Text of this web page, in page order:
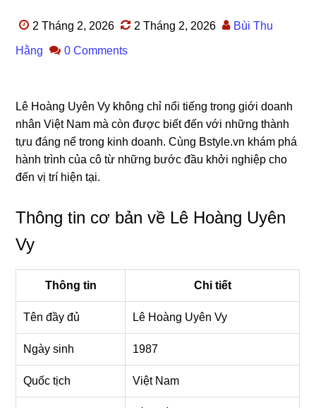
2 Tháng 2, 2026 2 Tháng 2, 2026 Bùi Thu
Hằng 0 Comments
Lê Hoàng Uyên Vy không chỉ nổi tiếng trong giới doanh
nhân Việt Nam mà còn được biết đến với những thành
tựu đáng nể trong kinh doanh. Cùng Bstyle.vn khám phá
hành trình của cô từ những bước đầu khởi nghiệp cho
đến vị trí hiện tại.
Thông tin cơ bản về Lê Hoàng Uyên
Vy
Thông tin Chi tiết
Tên đầy đủ Lê Hoàng Uyên Vy
Ngày sinh 1987
Quốc tịch Việt Nam